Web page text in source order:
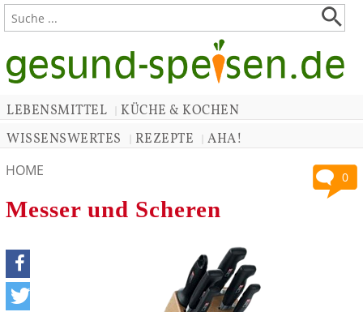
LEBENSMITTEL
KÜCHE & KOCHEN
WISSENSWERTES
REZEPTE AHA!
0
HOME
Messer und Scheren
teilen